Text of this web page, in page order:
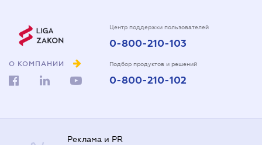
О КОМПАНИИ
Центр поддержки пользователей
0-800-210-103
Подбор продуктов и решений
0-800-210-102
Реклама и PR